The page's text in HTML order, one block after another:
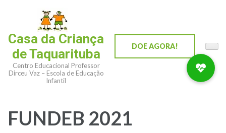
Casa da Criança
de Taquarituba
Centro Educacional Professor
Dirceu Vaz – Escola de Educação
Infantil
DOE AGORA!
FUNDEB 2021